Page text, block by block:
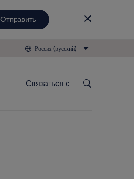
Отправить
Россия (русский)
Связаться с